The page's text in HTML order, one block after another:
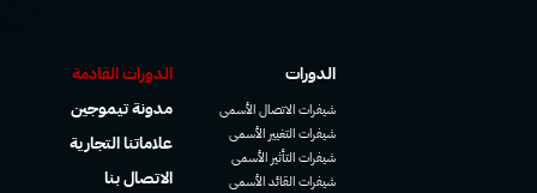
الدورات
شيفرات الاتصال الأسمى
شيفرات التغيير الأسمى
شيفرات التأثير الأسمى
شيفرات القائد الأسمى
الدورات القادمة
مدونة تيموجين
علاماتنا التجارية
الاتصال بنا